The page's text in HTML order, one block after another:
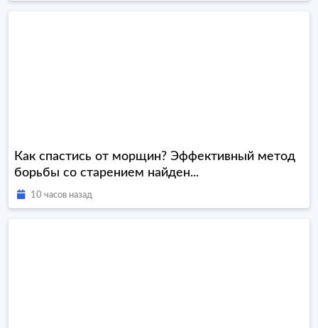
Как спастись от морщин? Эффективный метод
борьбы со старением найден...
10 часов назад